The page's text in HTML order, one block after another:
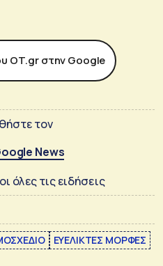
ΟΤ.gr στην Google
τον
News
όλες τις ειδήσεις
ΕΥΕΛΙΚΤΕΣ ΜΟΡΦΕΣ